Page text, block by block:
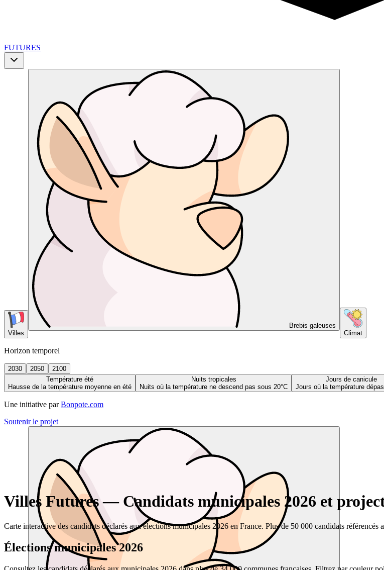
FUTURES
Villes
Brebis galeuses
Climat
Horizon temporel
2030 2050
2100
Température été
Hausse de la température moyenne en été
Nuits tropicales
Nuits où la température ne descend pas sous 20°C
Jours de canicule
Jours où la température
Une initiative par Bonpote.com
Soutenir le projet
Villes Futures — Candidats municipales 2026 et
Carte interactive des candidats déclarés aux élections municipales 2026 en France. Plus de 50 000 candidats référencés
Élections municipales 2026